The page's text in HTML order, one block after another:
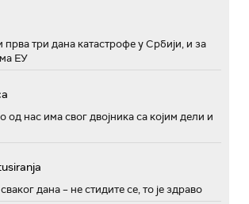
три дана катастрофе у Србији, и за
ЕУ
од нас има свог двојника са којим дели и
дана – не стидите се, то је здраво